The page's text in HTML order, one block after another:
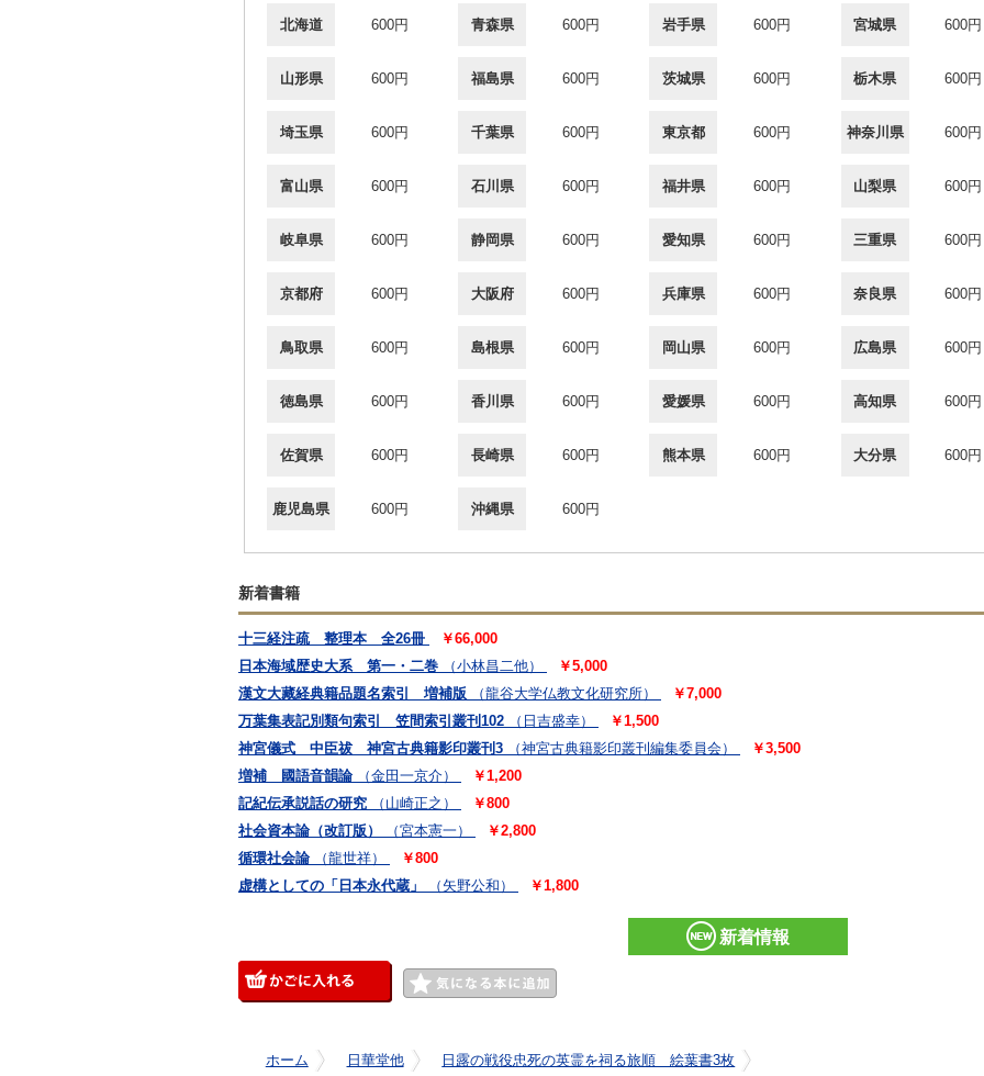
北海道 600円 青森県 600円 岩手県 600円 宮城県 600円
山形県 600円 福島県 600円 茨城県 600円 栃木県 600円
埼玉県 600円 千葉県 600円 東京都 600円 神奈川県 600円
富山県 600円 石川県 600円 福井県 600円 山梨県 600円
岐阜県 600円 静岡県 600円 愛知県 600円 三重県 600円
京都府 600円 大阪府 600円 兵庫県 600円 奈良県 600円
鳥取県 600円 島根県 600円 岡山県 600円 広島県 600円
徳島県 600円 香川県 600円 愛媛県 600円 高知県 600円
佐賀県 600円 長崎県 600円 熊本県 600円 大分県 600円
鹿児島県 600円 沖縄県 600円
新着書籍
十三経注疏 整理本 全26冊
￥66,000
日本海域歴史大系 第一・二巻
（小林昌二他）
￥5,000
漢文大藏経典籍品題名索引 増補版
（龍谷大学仏教文化研究所）
￥7,000
万葉集表記別類句索引 笠間索引叢刊102
（日吉盛幸）
￥1,500
神宮儀式 中臣祓 神宮古典籍影印叢刊3
（神宮古典籍影印叢刊編集委員会）
￥3,500
増補 國語音韻論
（金田一京介）
￥1,200
記紀伝承説話の研究
（山崎正之）
￥800
社会資本論（改訂版）
（宮本憲一）
￥2,800
循環社会論
（龍世祥）
￥800
虚構としての「日本永代蔵」
（矢野公和） ￥1,800
新着情報
ホーム 日華堂他 日露の戦役忠死の英霊を祠る旅順 絵葉書3枚